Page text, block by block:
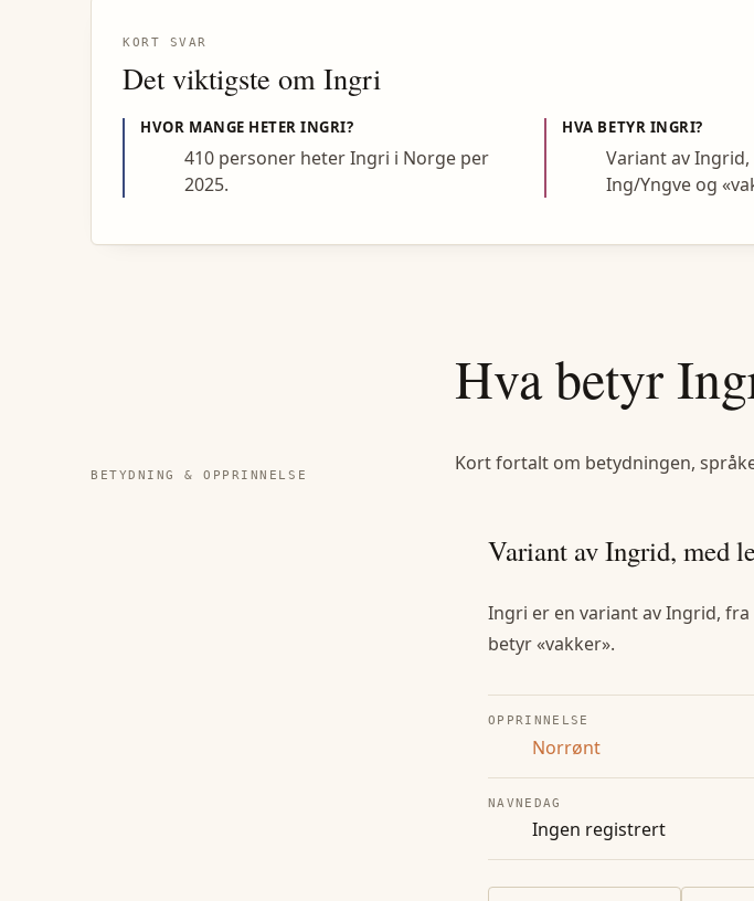
KORT SVAR
Det viktigste om Ingri
HVOR MANGE HETERINGRI?
410 personer heter Ingri i Norge per
2025.
HVA BETYR INGRI?
Variant av
Ing/Yngve og
BETYDNING & OPPRINNELSE
Hva betyr
Kort fortalt om betydningen,
Variant av Ingrid, med
Ingri er en variant av Ingrid,
betyr «vakker».
OPPRINNELSE
Norrønt
NAVNEDAG
Ingen registrert